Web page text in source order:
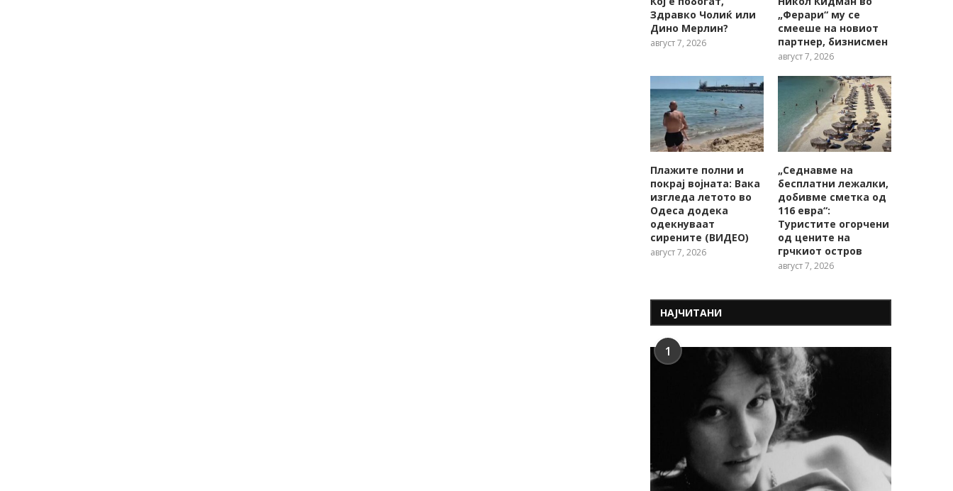
Здравко Чолиќ или
Дино Мерлин?
август 7, 2026
„Ферари“ му се
смееше на новиот
партнер, бизнисмен
август 7, 2026
Плажите полни и
покрај војната: Вака
изгледа летото во
Одеса додека
одекнуваат
сирените (ВИДЕО)
август 7, 2026
„Седнавме на
бесплатни лежалки,
добивме сметка од
116 евра“:
Туристите огорчени
од цените на
грчкиот остров
август 7, 2026
НАЈЧИТАНИ
1